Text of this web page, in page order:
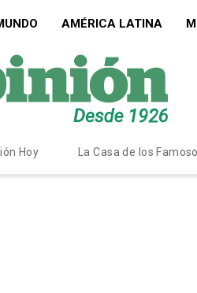
AMÉRICA LATINA
Hoy La Casa de los